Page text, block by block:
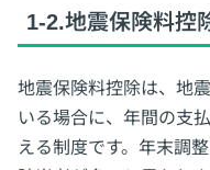
1-2.地震保険料控
地震保険料控除は、地
いる場合に、年間の支
える制度です。年末調